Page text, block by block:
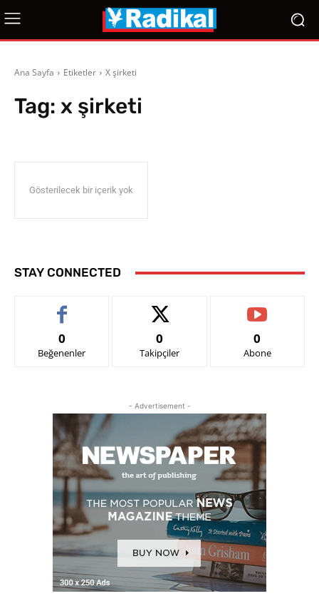
Ana Sayfa Etiketler X şirketi
Tag: x şirketi
Gösterilecek bir içerik yok
STAY CONNECTED
0
Beğenenler
0
Takipçiler
0
Abone
- Advertisement -